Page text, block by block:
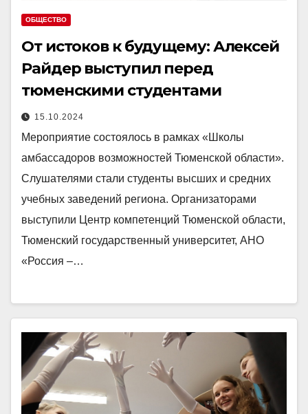
ОБЩЕСТВО
От истоков к будущему: Алексей
Райдер выступил перед
тюменскими студентами
15.10.2024
Мероприятие состоялось в рамках «Школы
амбассадоров возможностей Тюменской области».
Слушателями стали студенты высших и средних
учебных заведений региона. Организаторами
выступили Центр компетенций Тюменской области,
Тюменский государственный университет, АНО
«Россия –…